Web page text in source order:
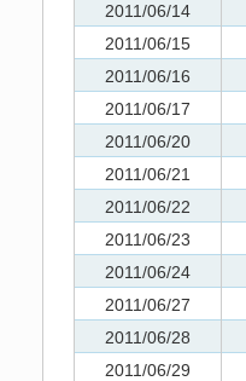
2011/06/14
2011/06/15
2011/06/16
2011/06/17
2011/06/20
2011/06/21
2011/06/22
2011/06/23
2011/06/24
2011/06/27
2011/06/28
2011/06/29